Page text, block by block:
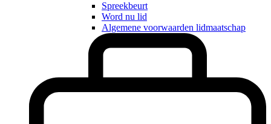
Spreekbeurt
Word nu lid
Algemene voorwaarden lidmaatschap